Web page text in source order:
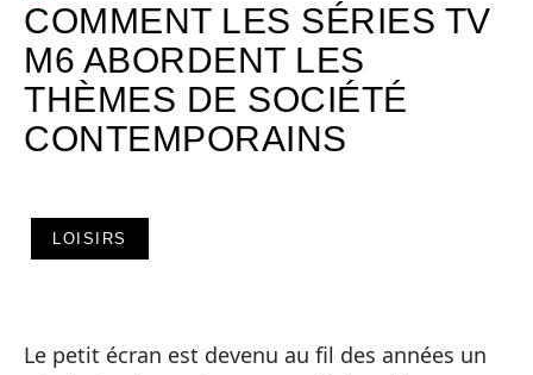
COMMENT LES SÉRIES TV
M6 ABORDENT LES
THÈMES DE SOCIÉTÉ
CONTEMPORAINS
LOISIRS
Le petit écran est devenu au fil des années un